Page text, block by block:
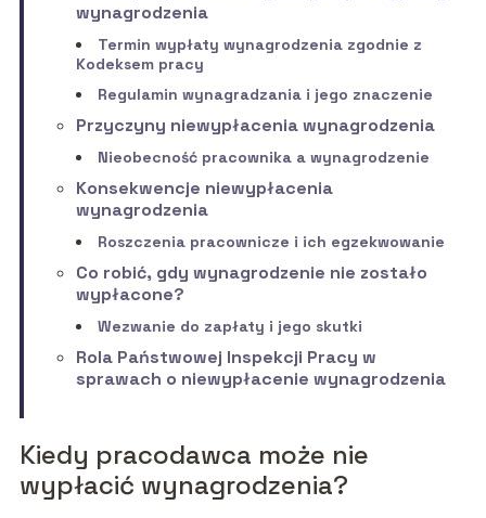
wynagrodzenia
Termin wypłaty wynagrodzenia zgodnie z
Kodeksem pracy
Regulamin wynagradzania i jego znaczenie
Przyczyny niewypłacenia wynagrodzenia
Nieobecność pracownika a wynagrodzenie
Konsekwencje niewypłacenia
wynagrodzenia
Roszczenia pracownicze i ich egzekwowanie
Co robić, gdy wynagrodzenie nie zostało
wypłacone?
Wezwanie do zapłaty i jego skutki
Rola Państwowej Inspekcji Pracy w
sprawach o niewypłacenie wynagrodzenia
Kiedy pracodawca może nie
wypłacić wynagrodzenia?